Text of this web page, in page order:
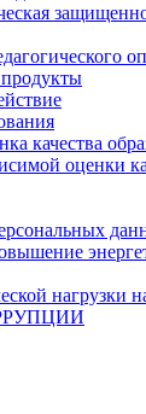
качества
оценки
нагрузки